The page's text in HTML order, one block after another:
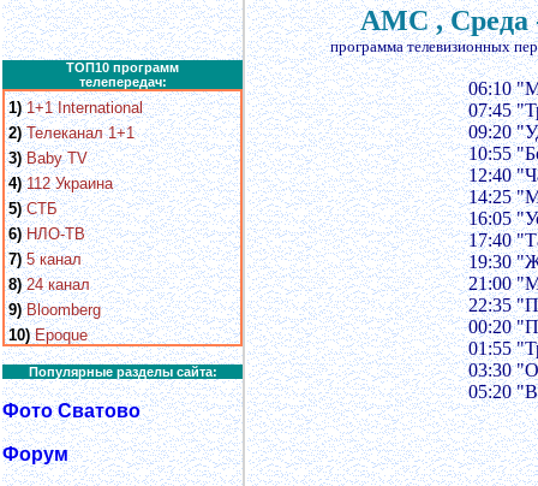
ТОП10 программ
телепередач:
1) 1+1 International
2) Телеканал 1+1
3) Baby TV
4) 112 Украина
5) СТБ
6) НЛО-ТВ
7) 5 канал
8) 24 канал
9) Bloomberg
10) Epoque
Популярные разделы сайта:
Фото Сватово
Форум
AMC , Среда
программа телевизионных
06:10
07:45
09:20
10:55
12:40
14:25
16:05
17:40
19:30
21:00
22:35
00:20
01:55
03:30
05:20